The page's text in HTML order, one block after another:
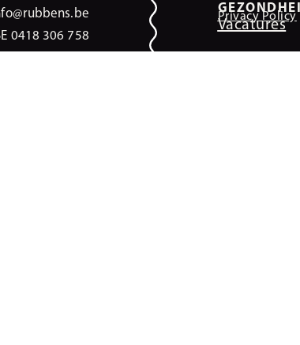
0418 306 758
Privacy Policy
Vacatures